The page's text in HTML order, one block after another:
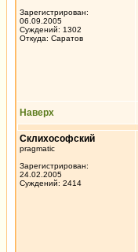
Зарегистрирован:
06.09.2005
Суждений: 1302
Откуда: Саратов
Наверх
Склихософский
pragmatic
Зарегистрирован:
24.02.2005
Суждений: 2414